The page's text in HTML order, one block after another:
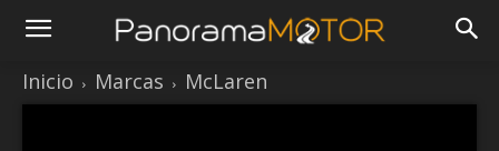
Inicio Marcas McLaren